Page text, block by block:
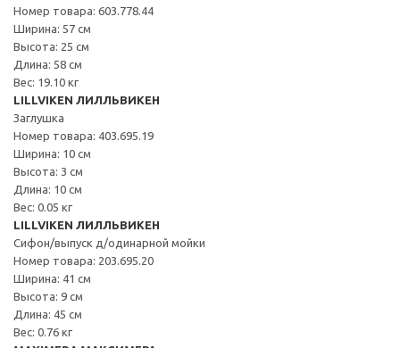
Номер товара: 603.778.44
Ширина: 57 см
Высота: 25 см
Длина: 58 см
Вес: 19.10 кг
LILLVIKEN ЛИЛЛЬВИКЕН
Заглушка
Номер товара: 403.695.19
Ширина: 10 см
Высота: 3 см
Длина: 10 см
Вес: 0.05 кг
LILLVIKEN ЛИЛЛЬВИКЕН
Сифон/выпуск д/одинарной мойки
Номер товара: 203.695.20
Ширина: 41 см
Высота: 9 см
Длина: 45 см
Вес: 0.76 кг